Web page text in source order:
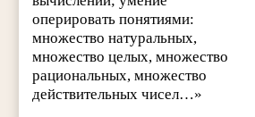
оперировать понятиями:
множество натуральных,
множество целых, множество
рациональных, множество
действительных чисел…»